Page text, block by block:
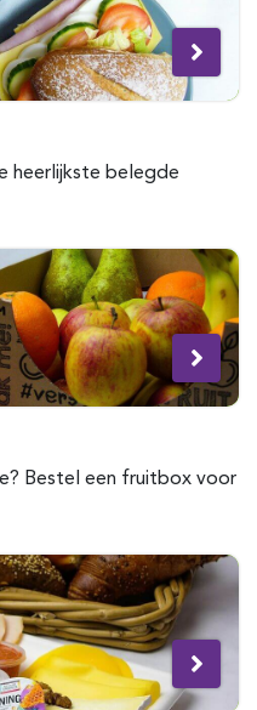
heerlijkste belegde
Bestel een fruitbox voor